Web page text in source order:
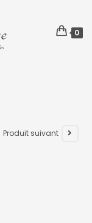
0
Produit suivant